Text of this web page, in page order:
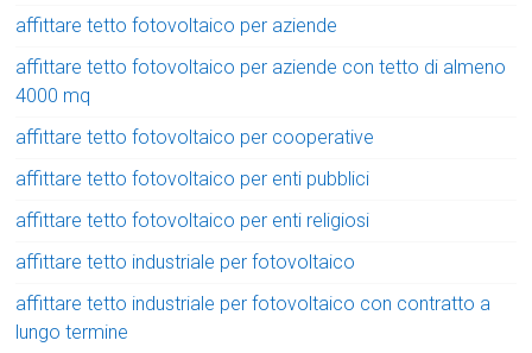
affittare tetto fotovoltaico per aziende
affittare tetto fotovoltaico per aziende con tetto di almeno
4000 mq
affittare tetto fotovoltaico per cooperative
affittare tetto fotovoltaico per enti pubblici
affittare tetto fotovoltaico per enti religiosi
affittare tetto industriale per fotovoltaico
affittare tetto industriale per fotovoltaico con contratto a
lungo termine